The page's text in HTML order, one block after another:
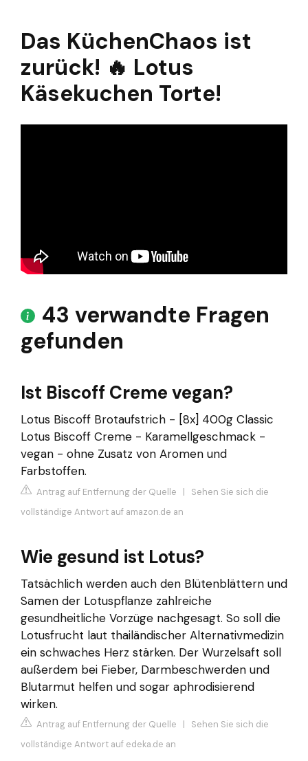
Das KüchenChaos ist
zurück! 🔥 Lotus
Käsekuchen Torte!
43 verwandte Fragen
gefunden
Ist Biscoff Creme vegan?
Lotus Biscoff Brotaufstrich - [8x] 400g Classic
Lotus Biscoff Creme - Karamellgeschmack -
vegan - ohne Zusatz von Aromen und
Farbstoffen.
Antrag auf Entfernung der Quelle | Sehen Sie sich die
vollständige Antwort auf amazon.de an
Wie gesund ist Lotus?
Tatsächlich werden auch den Blütenblättern und
Samen der Lotuspflanze zahlreiche
gesundheitliche Vorzüge nachgesagt. So soll die
Lotusfrucht laut thailändischer Alternativmedizin
ein schwaches Herz stärken. Der Wurzelsaft soll
außerdem bei Fieber, Darmbeschwerden und
Blutarmut helfen und sogar aphrodisierend
wirken.
Antrag auf Entfernung der Quelle | Sehen Sie sich die
vollständige Antwort auf edeka.de an